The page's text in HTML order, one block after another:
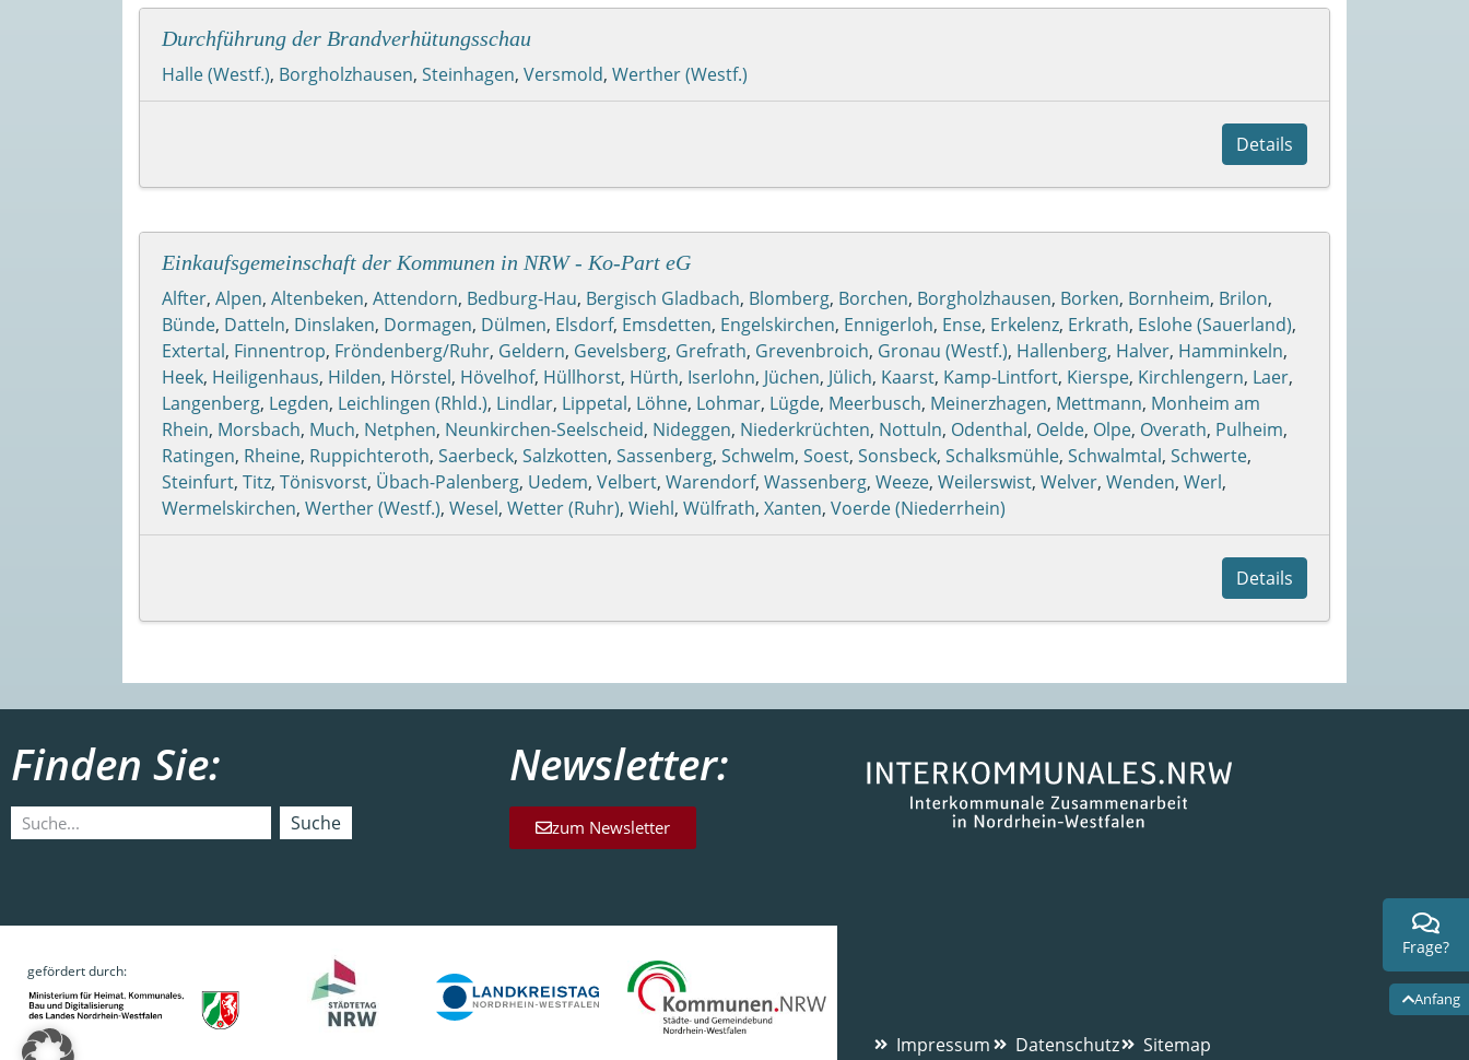
Durchführung der Brandverhütungsschau
Halle (Westf.), Borgholzhausen, Steinhagen, Versmold, Werther (Westf.)
Details
Einkaufsgemeinschaft der Kommunen in NRW - Ko-Part eG
Alfter, Alpen, Altenbeken, Attendorn, Bedburg-Hau, Bergisch Gladbach, Blomberg, Borchen, Borgholzhausen, Borken, Bornheim, Brilon,
Bünde, Datteln, Dinslaken, Dormagen, Dülmen, Elsdorf, Emsdetten, Engelskirchen, Ennigerloh, Ense, Erkelenz, Erkrath, Eslohe (Sauerland),
Extertal, Finnentrop, Fröndenberg/Ruhr, Geldern, Gevelsberg, Grefrath, Grevenbroich, Gronau (Westf.), Hallenberg, Halver, Hamminkeln,
Heek, Heiligenhaus, Hilden, Hörstel, Hövelhof, Hüllhorst, Hürth, Iserlohn, Jüchen, Jülich, Kaarst, Kamp-Lintfort, Kierspe, Kirchlengern, Laer,
Langenberg, Legden, Leichlingen (Rhld.), Lindlar, Lippetal, Löhne, Lohmar, Lügde, Meerbusch, Meinerzhagen, Mettmann, Monheim am
Rhein, Morsbach, Much, Netphen, Neunkirchen-Seelscheid, Nideggen, Niederkrüchten, Nottuln, Odenthal, Oelde, Olpe, Overath, Pulheim,
Ratingen, Rheine, Ruppichteroth, Saerbeck, Salzkotten, Sassenberg, Schwelm, Soest, Sonsbeck, Schalksmühle, Schwalmtal, Schwerte,
Steinfurt, Titz, Tönisvorst, Übach-Palenberg, Uedem, Velbert, Warendorf, Wassenberg, Weeze, Weilerswist, Welver, Wenden, Werl,
Wermelskirchen, Werther (Westf.), Wesel, Wetter (Ruhr), Wiehl, Wülfrath, Xanten, Voerde (Niederrhein)
Details
Finden Sie:
Suche
Newsletter:
zum Newsletter
gefördert durch:
Impressum Datenschutz Sitemap
Frage?
Anfang